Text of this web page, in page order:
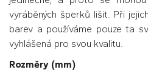
vyráběných šperků lišit. Při
barev a používáme pouze ta
vyhlášená pro svou kvalitu.
Rozměry (mm)